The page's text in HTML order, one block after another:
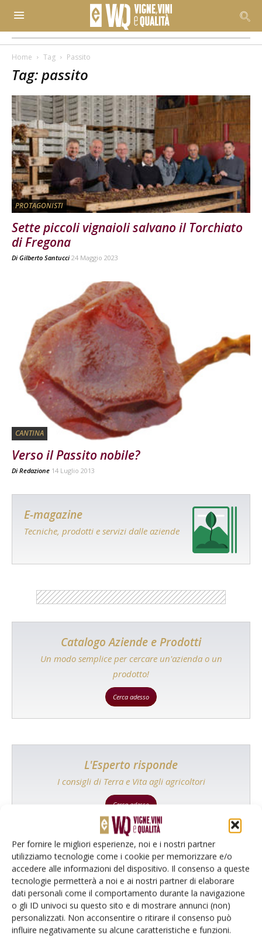
Per fornire le migliori esperienze, noi e i nostri partner
utilizziamo tecnologie come i cookie per memorizzare e/o
accedere alle informazioni del dispositivo. Il consenso a queste
tecnologie permetterà a noi e ai nostri partner di elaborare
dati personali come il comportamento durante la navigazione
o gli ID univoci su questo sito e di mostrare annunci (non)
personalizzati. Non acconsentire o ritirare il consenso può
influire negativamente su alcune caratteristiche e funzioni.
Home Tag Passito
Tag: passito
PROTAGONISTI
Sette piccoli vignaioli salvano il Torchiato
di Fregona
Di Gilberto Santucci 24 Maggio 2023
CANTINA
Verso il Passito nobile?
Di Redazione 14 Luglio 2013
E-magazine
Tecniche, prodotti e servizi dalle aziende
Catalogo Aziende e Prodotti
Un modo semplice per cercare un'azienda o un
prodotto!
Cerca adesso
L'Esperto risponde
I consigli di Terra e Vita agli agricoltori
Cerca adesso